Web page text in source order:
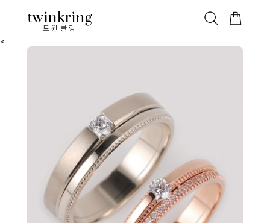
트윈클링
ALL 베스트 안쪽막음 웨딩/다이아 가드링/반지
<